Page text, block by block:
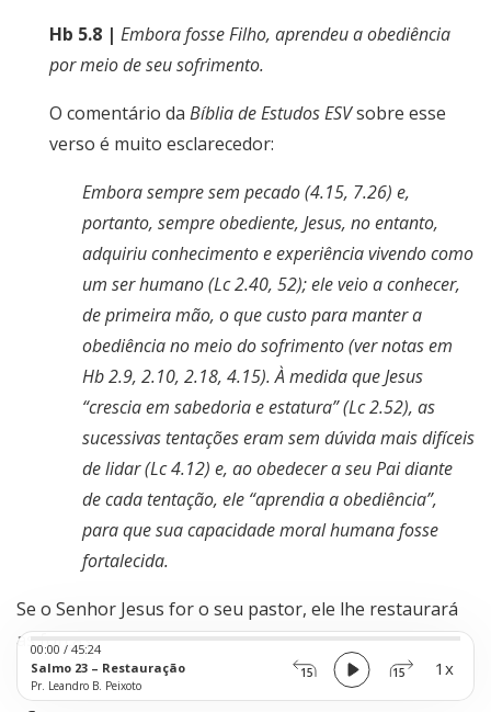
Hb 5.8 | Embora fosse Filho, aprendeu a obediência
por meio de seu sofrimento.
O comentário da Bíblia de Estudos ESVsobre esse
verso é muito esclarecedor:
Embora sempre sem pecado (4.15, 7.26) e,
portanto, sempre obediente, Jesus, no entanto,
adquiriu conhecimento e experiência vivendo como
um ser humano (Lc 2.40, 52); ele veio a conhecer,
de primeira mão, o que custo para manter a
obediência no meio do sofrimento (ver notas em
Hb 2.9, 2.10, 2.18, 4.15). À medida que Jesus
“crescia em sabedoria e estatura” (Lc 2.52), as
sucessivas tentações eram sem dúvida mais difíceis
de lidar (Lc 4.12) e, ao obedecer a seu Pai diante
de cada tentação, ele “aprendia a obediência”,
para que sua capacidade moral humana fosse
fortalecida.
Se o Senhor Jesus for o seu pastor, ele lhe restaurará
as forças.
Salmo 23 – Restauração
Pr. Leandro B. Peixoto
Audio
Player
15 15
00:00 / 45:24
1x